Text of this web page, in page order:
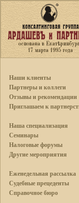
Наши клиенты
Партнеры и коллеги
Отзывы и рекомендации
Приглашаем к
Наша специализация
Семинары
Налоговые форумы
Другие мероприятия
Еженедельная рассылка
Судебные прецеденты
Справочное бюро